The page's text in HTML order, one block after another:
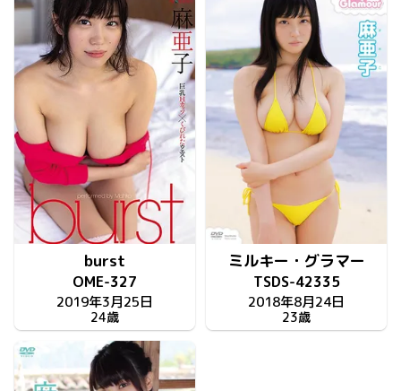
burst
OME-327
2019年3月25日
24歳
ミルキー・グラマー
TSDS-42335
2018年8月24日
23歳